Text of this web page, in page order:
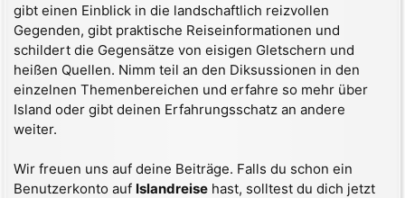
gibt einen Einblick in die landschaftlich reizvollen
Gegenden, gibt praktische Reiseinformationen und
schildert die Gegensätze von eisigen Gletschern und
heißen Quellen. Nimm teil an den Diksussionen in den
einzelnen Themenbereichen und erfahre so mehr über
Island oder gibt deinen Erfahrungsschatz an andere
weiter.
Wir freuen uns auf deine Beiträge. Falls du schon ein
Benutzerkonto auf Islandreise hast, solltest du dich jetzt